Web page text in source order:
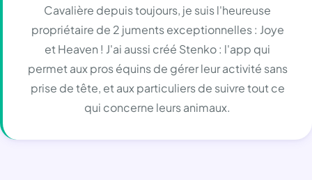
Cavalière depuis toujours, je suis l'heureuse
propriétaire de 2 juments exceptionnelles : Joye
et Heaven ! J'ai aussi créé Stenko : l'app qui
permet aux pros équins de gérer leur activité sans
prise de tête, et aux particuliers de suivre tout ce
qui concerne leurs animaux.